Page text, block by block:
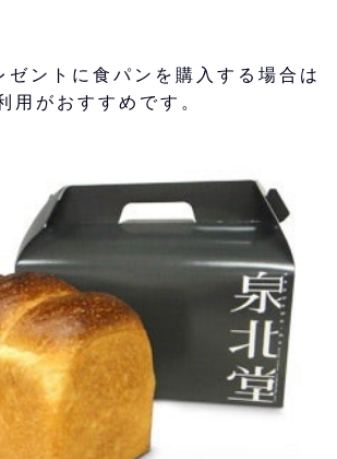
ゼントに食パンを購入する場合は
用がおすすめです。